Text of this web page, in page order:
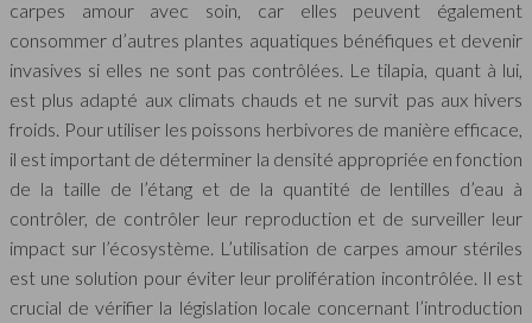
carpes amour avec soin, car elles peuvent également
consommer d’autres plantes aquatiques bénéfiques et devenir
invasives si elles ne sont pas contrôlées. Le tilapia, quant à lui,
est plus adapté aux climats chauds et ne survit pas aux hivers
froids. Pour utiliser les poissons herbivores de manière efficace,
il est important de déterminer la densité appropriée en fonction
de la taille de l’étang et de la quantité de lentilles d’eau à
contrôler, de contrôler leur reproduction et de surveiller leur
impact sur l’écosystème. L’utilisation de carpes amour stériles
est une solution pour éviter leur prolifération incontrôlée. Il est
crucial de vérifier la législation locale concernant l’introduction